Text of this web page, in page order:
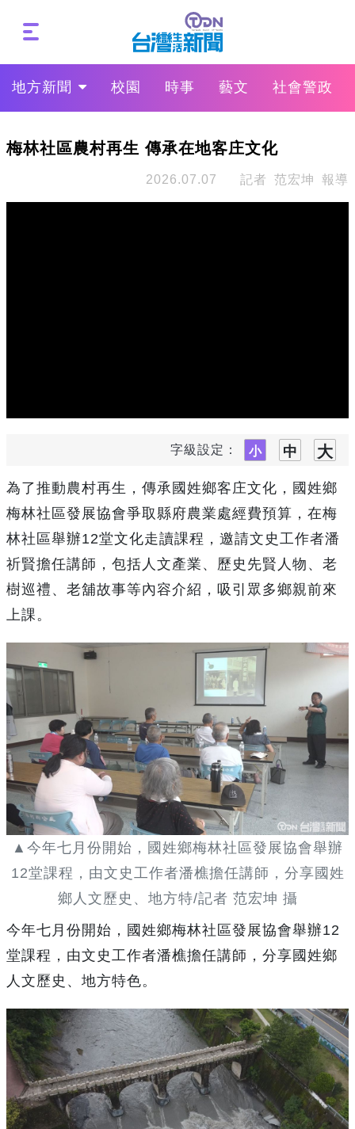
地方新聞 校園 時事 藝文 社會警政
梅林社區農村再生 傳承在地客庄文化
2026.07.07 記者 范宏坤 報導
字級設定：
為了推動農村再生，傳承國姓鄉客庄文化，國姓鄉
梅林社區發展協會爭取縣府農業處經費預算，在梅
林社區舉辦12堂文化走讀課程，邀請文史工作者潘
祈賢擔任講師，包括人文產業、歷史先賢人物、老
樹巡禮、老舖故事等內容介紹，吸引眾多鄉親前來
上課。
▲今年七月份開始，國姓鄉梅林社區發展協會舉辦
12堂課程，由文史工作者潘樵擔任講師，分享國姓
鄉人文歷史、地方特/記者 范宏坤 攝
今年七月份開始，國姓鄉梅林社區發展協會舉辦12
堂課程，由文史工作者潘樵擔任講師，分享國姓鄉
人文歷史、地方特色。